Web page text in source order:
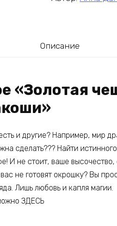
Описание
«Золотая
и другие? Например, мир
сделать??? Найти
И не стоит, ваше высочество,
не готовят окрошку? Вы
Лишь любовь и капля магии.
ЗДЕСЬ